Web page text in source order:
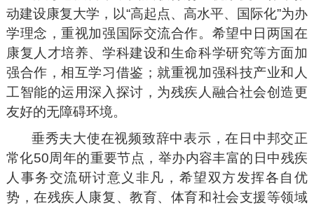
动建设康复大学，以“高起点、高水平、国际化”为办
学理念，重视加强国际交流合作。希望中日两国在
康复人才培养、学科建设和生命科学研究等方面加
强合作，相互学习借鉴；就重视加强科技产业和人
工智能的运用深入探讨，为残疾人融合社会创造更
友好的无障碍环境。
垂秀夫大使在视频致辞中表示，在日中邦交正
常化50周年的重要节点，举办内容丰富的日中残疾
人事务交流研讨意义非凡，希望双方发挥各自优
势，在残疾人康复、教育、体育和社会支援等领域